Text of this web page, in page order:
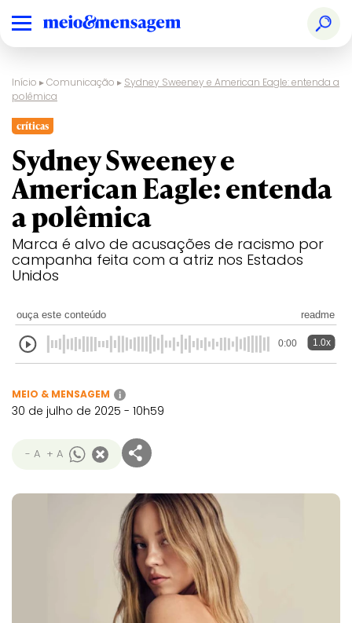
Início ▸Comunicação ▸ Sydney Sweeney e American Eagle: entenda a
polêmica
críticas
Sydney Sweeney e
American Eagle: entenda
a polêmica
Marca é alvo de acusações de racismo por
campanha feita com a atriz nos Estados
Unidos
ouça este conteúdo readme
0:00 1.0x
MEIO & MENSAGEM i
30 de julho de 2025 - 10h59
- A + A